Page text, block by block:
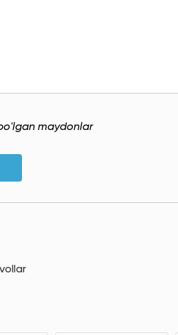
maydonlar